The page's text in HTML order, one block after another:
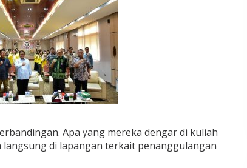
Apa yang mereka dengar di kuliah
langsung di lapangan terkait penanggulangan